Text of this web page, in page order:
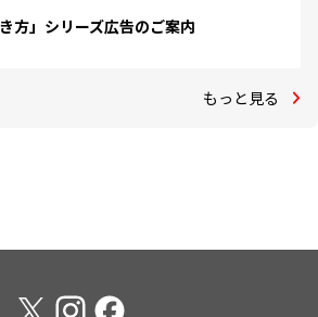
き方」シリーズ広告のご案内
もっと見る